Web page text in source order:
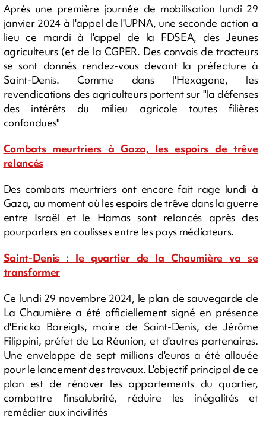
Après une première journée de mobilisation lundi 29
janvier 2024 à l'appel de l'UPNA, une seconde action a
lieu ce mardi à l'appel de la FDSEA, des Jeunes
agriculteurs (et de la CGPER. Des convois de tracteurs
se sont donnés rendez-vous devant la préfecture à
Saint-Denis. Comme dans l'Hexagone, les
revendications des agriculteurs portent sur "la défenses
des intérêts du milieu agricole toutes filières
confondues"
Combats meurtriers à Gaza, les espoirs de trêve
relancés
Des combats meurtriers ont encore fait rage lundi à
Gaza, au moment où les espoirs de trêve dans la guerre
entre Israël et le Hamas sont relancés après des
pourparlers en coulisses entre les pays médiateurs.
Saint-Denis : le quartier de la Chaumière va se
transformer
Ce lundi 29 novembre 2024, le plan de sauvegarde de
La Chaumière a été officiellement signé en présence
d'Ericka Bareigts, maire de Saint-Denis, de Jérôme
Filippini, préfet de La Réunion, et d'autres partenaires.
Une enveloppe de sept millions d'euros a été allouée
pour le lancement des travaux. L'objectif principal de ce
plan est de rénover les appartements du quartier,
combattre l'insalubrité, réduire les inégalités et
remédier aux incivilités